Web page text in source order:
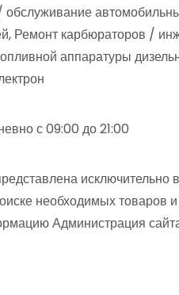
Ремонт карбюраторов /
аппаратуры
с 09:00 до 21:00
исключительно
необходимых
Администрация сайта